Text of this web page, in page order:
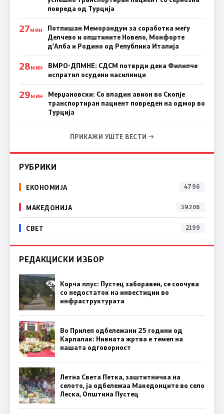
повреда од Турција
27МИН
Потпишан Меморандум за соработка меѓу
Делчево и општините Новело, Монфорте
д’Алба и Родино од Република Италија
28МИН
ВМРО-ДПМНЕ: СДСM потврди дека Филипче
испратил осудени насилници
29МИН
Мерџановски: Со владин авион во Скопје
транспортиран пациент повреден на одмор во
Турција
ПРИКАЖИ УШТЕ ВЕСТИ →
РУБРИКИ
ЕКОНОМИЈА 4796
МАКЕДОНИЈА 39206
СВЕТ 2199
РЕДАКЦИСКИ ИЗБОР
Корча плус: Пустец заборавен, се соочува
со недостаток на инвестиции во
инфраструктурата
Во Прилеп одбележани 25 години од
Карпалак: Нивната жртва е темел на
нашата одговорност
Летна Света Петка, заштитничка на
селото, ја одбележаа Македонците во село
Леска, Општина Пустец